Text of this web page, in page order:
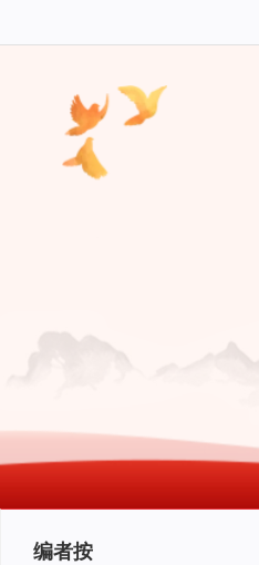
编者按